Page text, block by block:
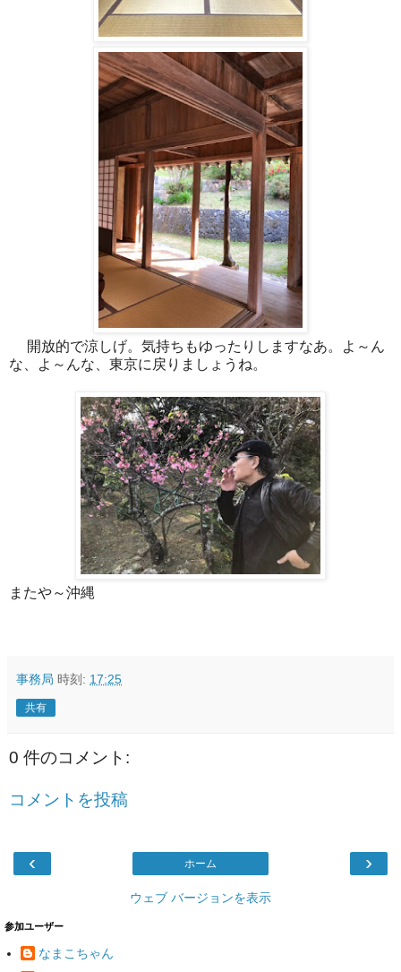
開放的で涼しげ。気持ちもゆったりしますなあ。よ～ん
な、よ～んな、東京に戻りましょうね。
またや～沖縄
事務局 時刻: 17:25
共有
0 件のコメント:
コメントを投稿
‹ ›
ホーム
ウェブ バージョンを表示
参加ユーザー
なまこちゃん